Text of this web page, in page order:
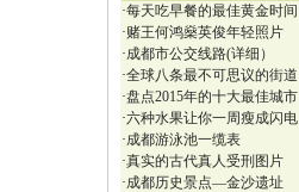
·每天吃早餐的最佳黄金时间
·赌王何鸿燊英俊年轻照片
·成都市公交线路(详细）
·全球八条最不可思议的街道
·盘点2015年的十大最佳城市
·六种水果让你一周瘦成闪电
·成都游泳池一缆表
·真实的古代真人受刑图片
·成都历史景点—金沙遗址